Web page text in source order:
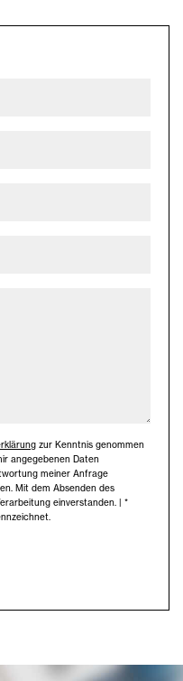
zur Kenntnis genommen
angegebenen Daten
meiner Anfrage
Mit dem Absenden des
einverstanden. | *